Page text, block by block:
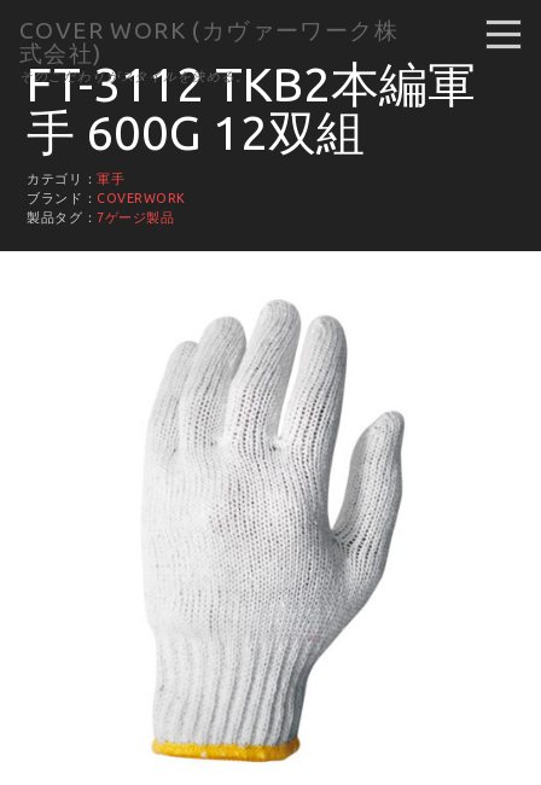
COVER WORK (カヴァーワーク株
式会社)
そのこだわりがスタイルを決める。
FT-3112 TKB2本編軍
手 600G 12双組
カテゴリ：軍手
ブランド： COVERWORK
製品タグ：7ゲージ製品